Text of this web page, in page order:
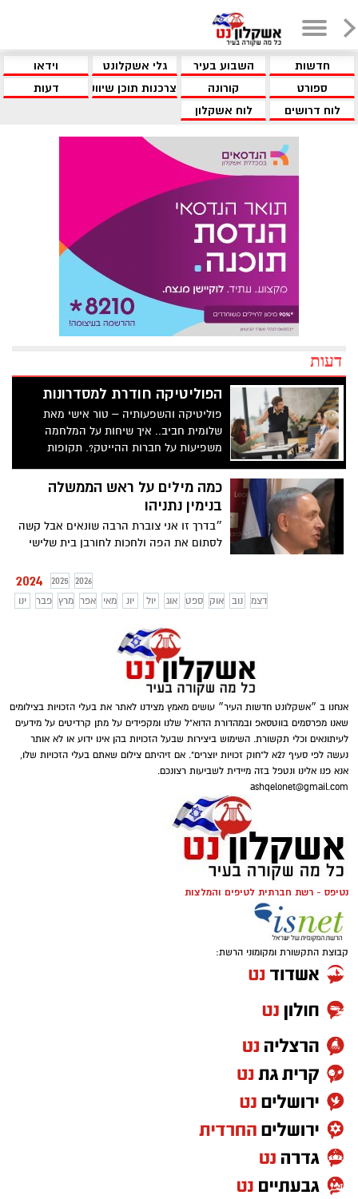
חדשות השבוע בעיר גלי אשקלונט
וידאו
ספורט
קורונה צרכנות תוכן שיווקי
דעות
לוח דרושים
לוח אשקלון
דעות
הפוליטיקה חודרת למסדרונות
פוליטיקה והשפעותיה – טור אישי מאת
שלומית חביב.. איך שיחות על המלחמה
משפיעות על חברות ההייטק?. תקופות
את כמות ואינטנסיביות השיחות
כמה מילים על ראש הממשלה
בנימין נתניהו
״בדרך זו אני צוברת הרבה שונאים אבל קשה
לסתום את הפה ולחכות לחורבן בית שלישי
סיסמאות ריקות כי זה יותר ״קול״ לצערי
בחברה הישראלית כיום״ טור דעה אישי של
רוית דניס לנדסברג ניו ג׳רזי
2024 2025
2026
ינו
פבר מרץ אפר מאי יונ יול אוג ספט אוק נוב דצמ
אנחנו ב ״אשקלונט חדשות העיר״ עושים מאמץ מצידנו לאתר את בעלי הזכויות בצילומים
שאנו מפרסמים בווטסאפ ובמהדורת הדוא"ל שלנו ומקפידים על מתן קרדיטים על מידעים
לעיתונאים וכלי תקשורת. השימוש ביצירות שבעל הזכויות בהן אינו ידוע או לא אותר
נעשה לפי סעיף 27א ל"חוק זכויות יוצרים". אם זיהיתם צילום שאתם בעלי הזכויות שלו,
אנא פנו אלינו ונטפל בזה מיידית לשביעות רצונכם.
ashqelonet@gmail.com
נטיפס - רשת חברתית לטיפים והמלצות
קבוצת התקשורת ומקומוני הרשת: